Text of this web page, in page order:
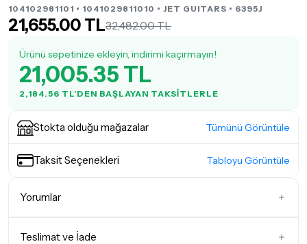
104102981101 • 1041029811010 • JET GUITARS • 6395J
21,655.00 TL32,482.00 TL
Ürünü sepetinize ekleyin, indirimi kaçırmayın!
21,005.35 TL
2,184.56 TL'DEN BAŞLAYAN TAKSITLERLE
Stokta olduğu mağazalar Tümünü Görüntüle
Taksit Seçenekleri Tabloyu Görüntüle
Yorumlar
Teslimat ve İade